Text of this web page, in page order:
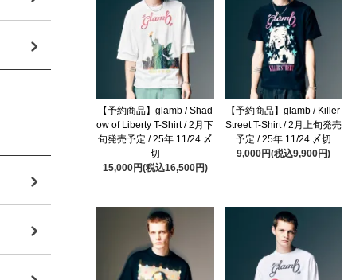
【予約商品】glamb / Shad
ow of Liberty T-Shirt / 2月下
旬発売予定 / 25年 11/24 〆
切
15,000円(税込16,500円)
【予約商品】glamb / Killer
Street T-Shirt / 2月上旬発売
予定 / 25年 11/24 〆切
9,000円(税込9,900円)